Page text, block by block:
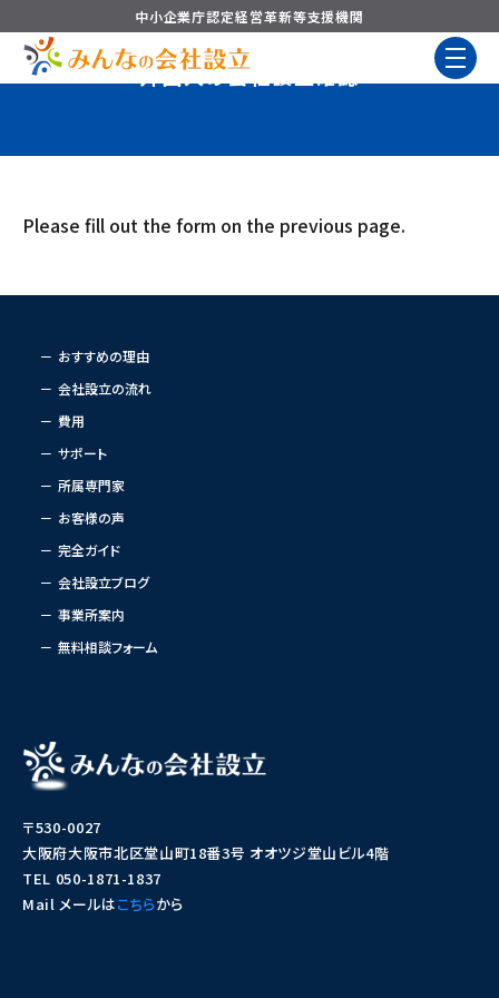
中小企業庁認定経営革新等支援機関
外国人の会社設立確認
Please fill out the form on the previous page.
おすすめの理由
会社設立の流れ
費用
サポート
所属専門家
お客様の声
完全ガイド
会社設立ブログ
事業所案内
無料相談フォーム
〒530-0027
大阪府大阪市北区堂山町18番3号 オオツジ堂山ビル4階
TEL 050-1871-1837
Mail メールはこちらから